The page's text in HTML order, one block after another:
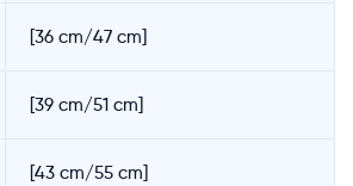
[36 cm/47 cm]
[39 cm/51 cm]
[43 cm/55 cm]